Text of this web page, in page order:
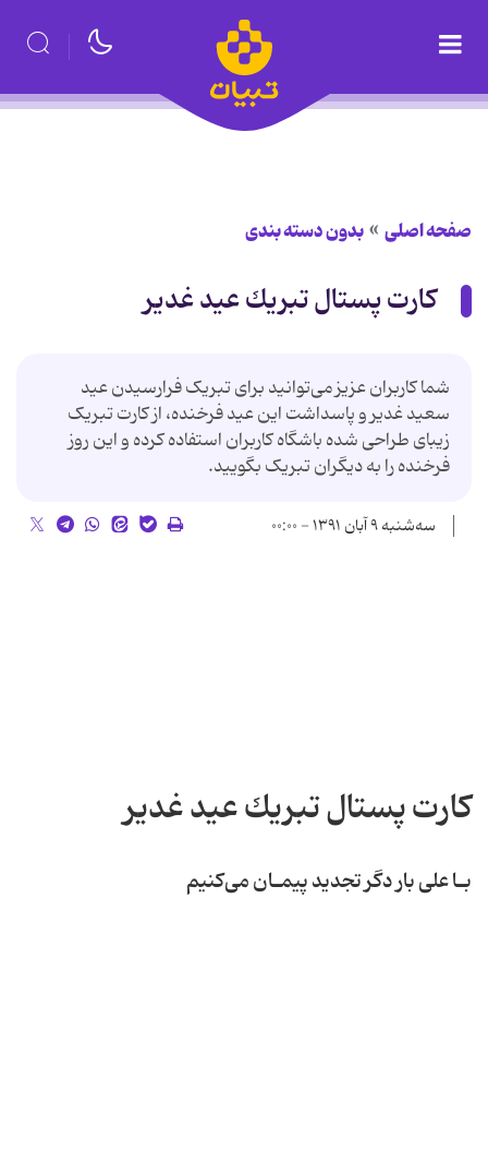
صفحه اصلی بدون دسته بندی
كارت پستال تبریك عید غدیر
شما کاربران عزیز می‌توانید برای تبریک فرارسیدن عید
سعید غدیر و پاسداشت این عید فرخنده، از کارت تبریک
زیبای طراحی شده باشگاه کاربران استفاده کرده و این روز
فرخنده را به دیگران تبریک بگویید.
سه‌شنبه ۹ آبان ۱۳۹۱ - ۰۰:۰۰
كارت پستال تبریك عید غدیر
بـا علی بار دگر تجدید پیمـان می‌کنیم